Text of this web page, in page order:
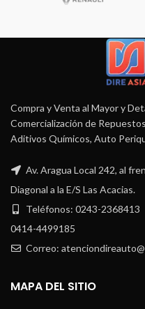
Compra y Venta al Mayor y
Comercialización de
Aditivos Químicos, Auto
Av. Aragua Local 242, al
Diagonal a la E/S Las Acacias.
Teléfonos: 0243-2368413
0414-4499185
Correo:
MAPA DEL SITIO